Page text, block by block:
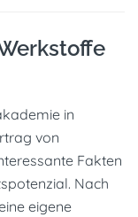
in
von
Fakten
Nach
eigene